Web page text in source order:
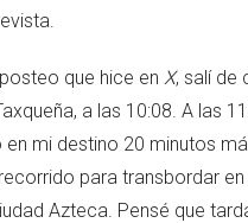
que hice en X, salí de
a las 10:08. A las
mi destino 20 minutos
para transbordar en
Azteca. Pensé que